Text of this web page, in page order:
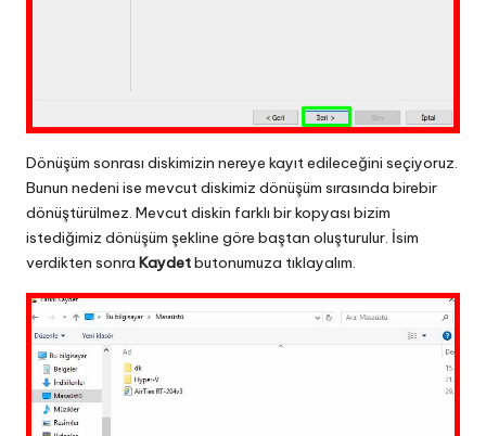
Dönüşüm sonrası diskimizin nereye kayıt edileceğini seçiyoruz.
Bunun nedeni ise mevcut diskimiz dönüşüm sırasında birebir
dönüştürülmez. Mevcut diskin farklı bir kopyası bizim
istediğimiz dönüşüm şekline göre baştan oluşturulur. İsim
verdikten sonra Kaydetbutonumuza tıklayalım.